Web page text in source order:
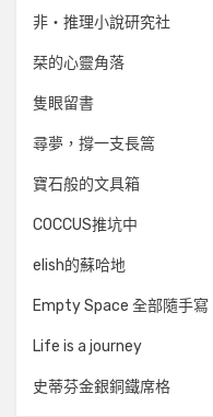
非‧推理小說研究社
栞的心靈角落
隻眼留書
尋夢，撐一支長篙
寶石般的文具箱
COCCUS推坑中
elish的蘇哈地
Empty Space 全部隨手寫
Life is a journey
史蒂芬金銀銅鐵席格